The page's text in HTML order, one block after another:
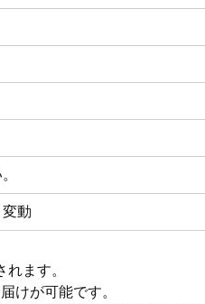
動
ます。
けが可能です。